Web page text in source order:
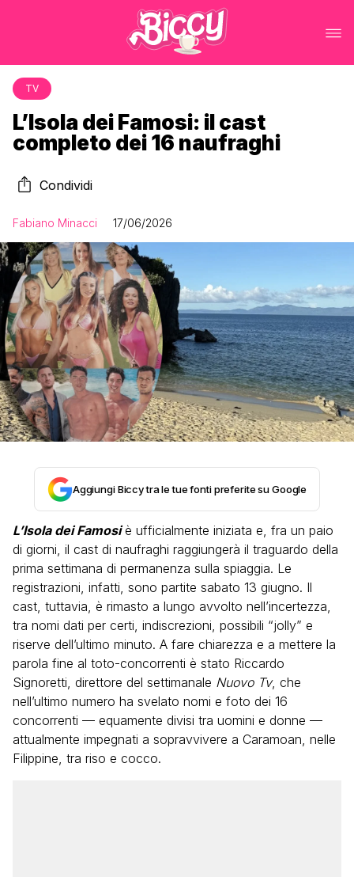
TV
L’Isola dei Famosi: il cast
completo dei 16 naufraghi
Condividi
Fabiano Minacci 17/06/2026
Aggiungi Biccy tra le tue fonti preferite su Google
L’Isola dei Famosi è ufficialmente iniziata e, fra un paio
di giorni, il cast di naufraghi raggiungerà il traguardo della
prima settimana di permanenza sulla spiaggia. Le
registrazioni, infatti, sono partite sabato 13 giugno. Il
cast, tuttavia, è rimasto a lungo avvolto nell’incertezza,
tra nomi dati per certi, indiscrezioni, possibili “jolly” e
riserve dell’ultimo minuto. A fare chiarezza e a mettere la
parola fine al toto-concorrenti è stato Riccardo
Signoretti, direttore del settimanale Nuovo Tv, che
nell’ultimo numero ha svelato nomi e foto dei 16
concorrenti — equamente divisi tra uomini e donne —
attualmente impegnati a sopravvivere a Caramoan, nelle
Filippine, tra riso e cocco.